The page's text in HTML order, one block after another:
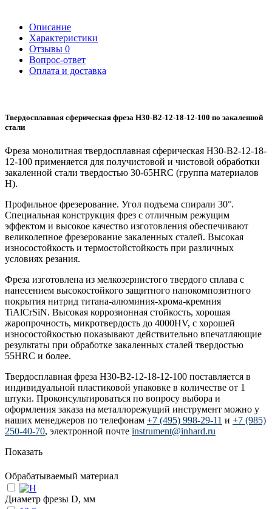
Описание
Характеристики
Отзывы 0
Вопрос-ответ
Оплата и доставка
Твердосплавная сферическая фреза H30-B2-12-18-12-100 по закаленной
стали
Фреза монолитная твердосплавная сферическая H30-B2-12-18-
12-100 применяется для получистовой и чистовой обработки
закаленной стали твердостью 30-65HRC (группа материалов
H).
Профильное фрезерование. Угол подъема спирали 30°.
Специальная конструкция фрез с отличным режущим
эффектом и высокое качество изготовления обеспечивают
великолепное фрезерование закаленных сталей. Высокая
износостойкость и термостойстойкость при различных
условиях резания.
Фреза изготовлена из мелкозернистого твердого сплава с
нанесением высокостойкого защитного нанокомпозитного
покрытия нитрид титана-алюминия-хрома-кремния
TiAlCrSiN. Высокая коррозионная стойкость, хорошая
жаропрочность, микротвердость до 4000HV, с хорошей
износостойкостью показывают действительно впечатляющие
результаты при обработке закаленных сталей твердостью
55HRC и более.
Твердосплавная фреза H30-B2-12-18-12-100 поставляется в
индивидуальной пластиковой упаковке в количестве от 1
штуки. Проконсультироваться по вопросу выбора и
оформления заказа на металлорежущий инструмент можно у
наших менеджеров по телефонам +7 (495) 998-29-11 и +7 (985)
250-40-70, электронной почте instrument@inhard.ru
Показать
Обрабатываемый материал
Диаметр фрезы D, мм